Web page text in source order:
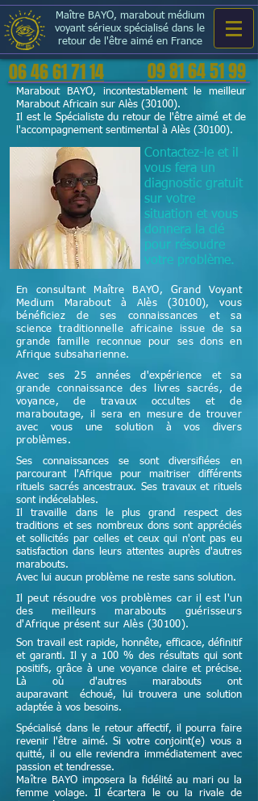
Maître BAYO, marabout médium
voyant sérieux spécialisé dans le
retour de l'être aimé en France
06 46 61 71 14 09 81 64 51 99
Marabout BAYO, incontestablement le meilleur
Marabout Africain sur Alès (30100).
Il est le Spécialiste du retour de l'être aimé et de
l'accompagnement sentimental à Alès (30100).
Contactez-le et il
vous fera un
diagnostic gratuit
sur votre
situation et vous
donnera la clé
pour résoudre
votre problème.
En consultant Maître BAYO, Grand Voyant
Medium Marabout à Alès (30100), vous
bénéficiez de ses connaissances et sa
sciencetraditionnelleafricaine issue de sa
grande famille reconnue pour ses dons en
Afrique subsaharienne.
Avec ses 25 années d'expérience et sa
grande connaissance des livres sacrés, de
voyance, de travaux occultes et de
maraboutage, il sera en mesure de trouver
avec vous une solution à vos divers
problèmes.
Ses connaissances se sont diversifiées en
parcourant l'Afrique pour maitriser différents
rituels sacrés ancestraux. Ses travaux et rituels
sont indécelables.
Il travaille dans le plus grand respect des
traditions et ses nombreux dons sont appréciés
et sollicités par celles et ceux qui n'ont pas eu
satisfaction dans leurs attentes auprès d'autres
marabouts.
Avec lui aucun problème ne reste sans solution.
Il peut résoudre vos problèmes car il est l'un
des meilleurs marabouts guérisseurs
d'Afrique présent sur Alès (30100).
Son travail est rapide, honnête, efficace, définitif
et garanti. Il y a 100 % des résultats qui sont
positifs, grâce à une voyance claire et précise.
Là où d'autres marabouts ont
auparavant échoué, lui trouvera une solution
adaptée à vos besoins.
Spécialisé dans le retour affectif, il pourra faire
revenir l'être aimé. Si votre conjoint(e) vous a
quitté, il ou elle reviendra immédiatement avec
passion et tendresse.
Maître BAYO imposera la fidélité au mari ou la
femme volage. Il écartera le ou la rivale de